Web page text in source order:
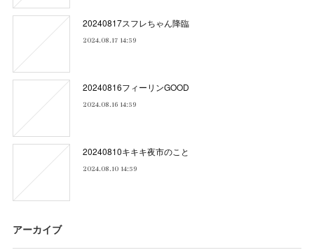
20240817スフレちゃん降臨
2024.08.17 14:59
20240816フィーリンGOOD
2024.08.16 14:59
20240810キキキ夜市のこと
2024.08.10 14:59
アーカイブ